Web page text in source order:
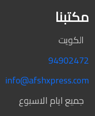
مكتبنا
الكويت
94902472
info@afshxpress.com
جميع ايام الاسبوع